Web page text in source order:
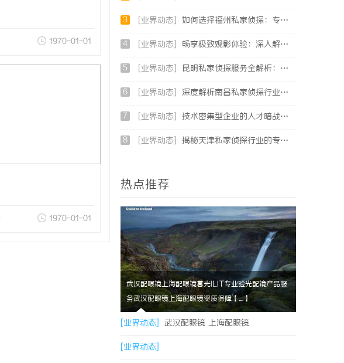
1970-01-01
1970-01-01
3 [业界动态] 如何选择福州私家侦探：专业服务与实用指南详解
4 [业界动态] 畅享极致观影体验：深入解析不卡电影网的独特优势与发展前景
5 [业界动态] 昆明私家侦探服务全解析：专业侦查助您解决疑难问题
6 [业界动态] 深度解析南昌私家侦探行业的发展与应用现状
7 [业界动态] 技术密集型企业的人才暗战：北京商业秘密律师如何守住“人带技术走”的底线
8 [业界动态] 揭秘天津私家侦探行业的专业服务与发展趋势
热点推荐
武汉配眼镜上海配眼镜暮光ILIT专业验光配镜产品服
务武汉配眼镜上海配眼镜资质保障【....】
[业界动态] 武汉配眼镜 上海配眼镜
[业界动态]